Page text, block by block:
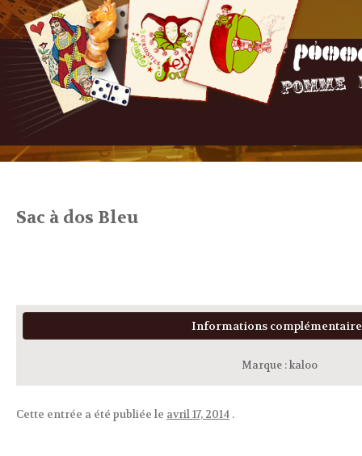
Sac à dos Bleu
Informations
Marque :kaloo
Cette entrée a été publiée le avril 17, 2014 .